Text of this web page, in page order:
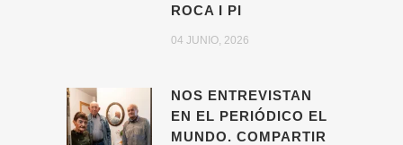
ROCA I PI
04 JUNIO, 2026
NOS ENTREVISTAN
EN EL PERIÓDICO EL
MUNDO. COMPARTIR